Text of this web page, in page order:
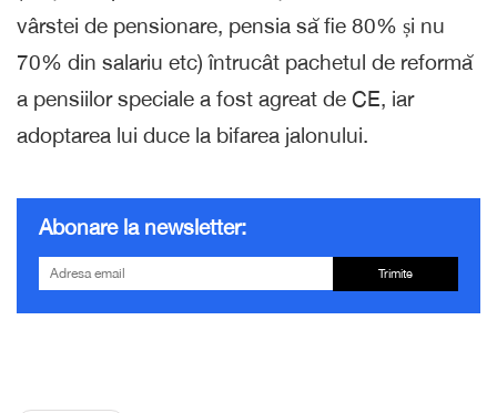
vârstei de pensionare, pensia să fie 80% și nu
70% din salariu etc) întrucât pachetul de reformă
a pensiilor speciale a fost agreat de CE, iar
adoptarea lui duce la bifarea jalonului.
Abonare la newsletter:
Trimite